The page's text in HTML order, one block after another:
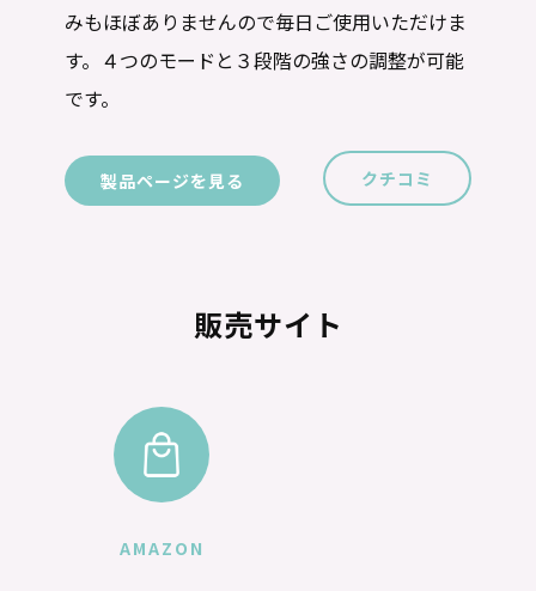
みもほぼありませんので毎日ご使用いただけま
す。４つのモードと３段階の強さの調整が可能
です。
製品ページを見る クチコミ
販売サイト
AMAZON